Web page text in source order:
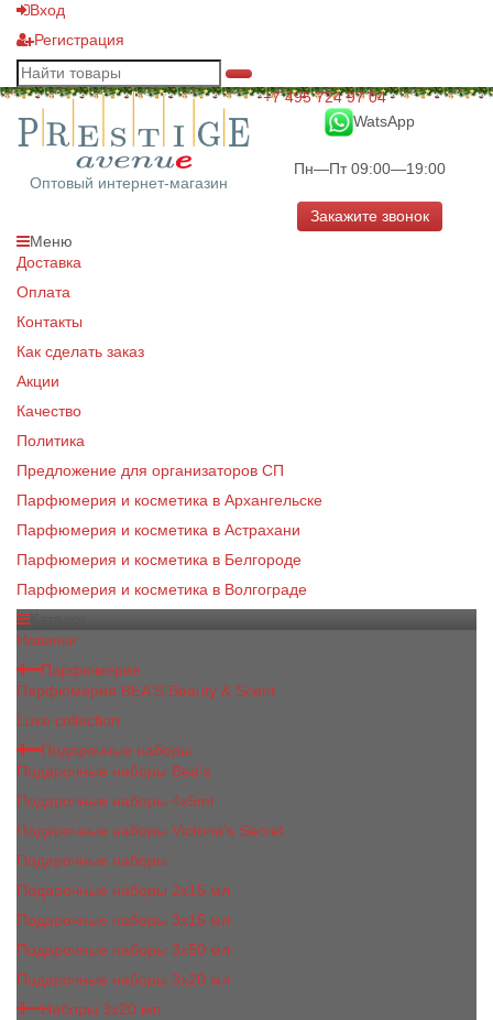
Вход
Регистрация
Оптовый интернет-магазин
+7 495 724 97 04
WatsApp
Пн—Пт 09:00—19:00
Закажите звонок
Меню
Доставка
Оплата
Контакты
Как сделать заказ
Акции
Качество
Политика
Предложение для организаторов СП
Парфюмерия и косметика в Архангельске
Парфюмерия и косметика в Астрахани
Парфюмерия и косметика в Белгороде
Парфюмерия и косметика в Волгограде
Новинки
Парфюмерия
Парфюмерия BEA'S Beauty & Scent
Luxe collection
Подарочные наборы
Подарочные наборы Bea's
Подарочные наборы 4х5ml
Подарочные наборы Victoria's Secret
Подарочные наборы
Подарочные наборы 2x15 мл
Подарочные наборы 3х15 мл
Подарочные наборы 3x50 мл
Подарочные наборы 3x20 мл
Наборы 3х20 мл